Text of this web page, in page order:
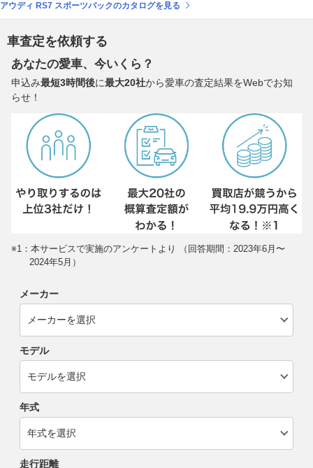
アウディ RS7 スポーツバックのカタログを見る
車査定を依頼する
あなたの愛車、今いくら？
申込み最短3時間後に最大20社から愛車の査定結果をWebでお知
らせ！
※1：本サービスで実施のアンケートより （回答期間：2023年6月〜
2024年5月）
メーカー
モデル
年式
走行距離